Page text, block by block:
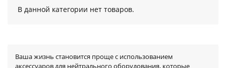
В данной категории нет товаров.
Ваша жизнь становится проще с использованием
аксессуаров для нейтрального оборудования, которые